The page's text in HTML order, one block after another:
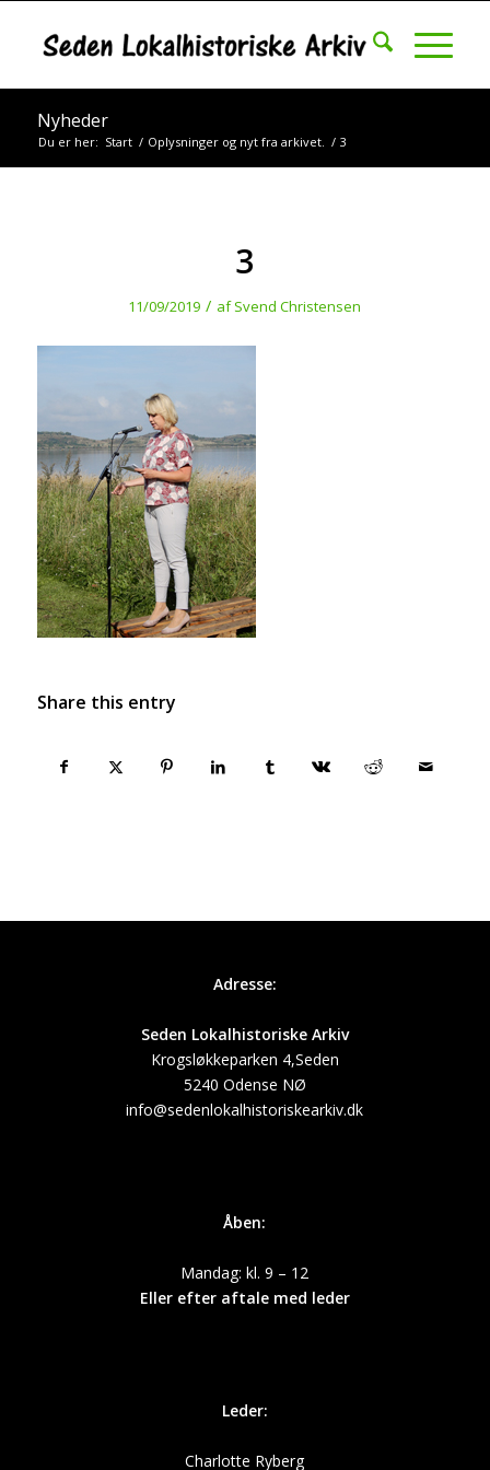
Nyheder
Du er her: Start / Oplysninger og nyt fra arkivet. / 3
3
11/09/2019 / afSvend Christensen
Share this entry
Adresse:
Seden Lokalhistoriske Arkiv
Krogsløkkeparken 4,Seden
5240 Odense NØ
info@sedenlokalhistoriskearkiv.dk
Åben:
Mandag: kl. 9 – 12
Eller efter aftale med leder
Leder:
Charlotte Ryberg